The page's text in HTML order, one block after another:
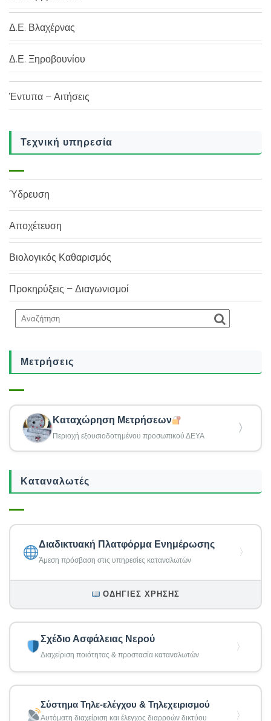
Δ.Ε. Βλαχέρνας
Δ.Ε. Ξηροβουνίου
Έντυπα – Αιτήσεις
Τεχνική υπηρεσία
Ύδρευση
Αποχέτευση
Βιολογικός Καθαρισμός
Προκηρύξεις – Διαγωνισμοί
Μετρήσεις
Καταχώρηση Μετρήσεων
Περιοχή εξουσιοδοτημένου προσωπικού ΔΕΥΑ
〉
Καταναλωτές
Διαδικτυακή Πλατφόρμα Ενημέρωσης
Άμεση πρόσβαση στις υπηρεσίες καταναλωτών
〉
ΟΔΗΓΊΕΣ ΧΡΉΣΗΣ
Σχέδιο Ασφάλειας Νερού
Διαχείριση ποιότητας & προστασία καταναλωτών
〉
Σύστημα Τηλε-ελέγχου & Τηλεχειρισμού
Αυτόματη διαχείριση και έλεγχος διαρροών δικτύου 〉